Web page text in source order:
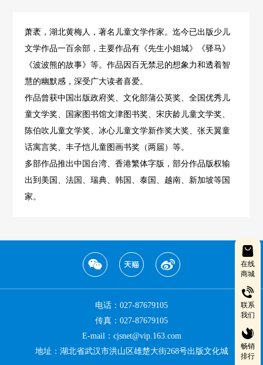
在线
商城
联系
我们
畅销
排行
萧袤，湖北黄梅人，著名儿童文学作家。迄今已出版少儿
文学作品一百余部，主要作品有《先生小姐城》《驿马》
《波波熊的故事》等。作品因百无禁忌的想象力和透着智
慧的幽默感，深受广大读者喜爱。
作品曾获中国出版政府奖、文化部蒲公英奖、全国优秀儿
童文学奖、国家图书馆文津图书奖、宋庆龄儿童文学奖、
陈伯吹儿童文学奖、冰心儿童文学新作奖大奖、张天翼童
话寓言奖、丰子恺儿童图画书奖（两届）等。
多部作品推出中国台湾、香港繁体字版，部分作品版权输
出到美国、法国、瑞典、韩国、泰国、越南、新加坡等国
家。
电话：027-87679105
传真：027-87679105
E-mail：cjsnet@vip.163.com
地址：湖北省武汉市洪山区雄楚大街268号出版文化城